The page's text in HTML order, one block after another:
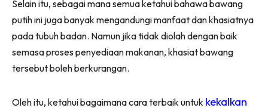
Selain itu, sebagai mana semua ketahui bahawa bawang
putih ini juga banyak mengandungi manfaat dan khasiatnya
pada tubuh badan. Namun jika tidak diolah dengan baik
semasa proses penyediaan makanan, khasiat bawang
tersebut boleh berkurangan.
Oleh itu, ketahui bagaimana cara terbaik untuk kekalkan